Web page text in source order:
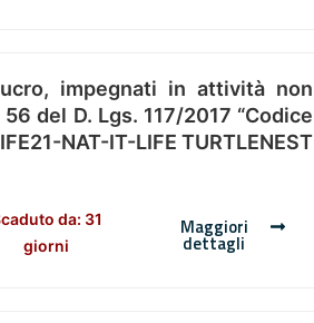
impegnati in attività non
del D. Lgs. 117/2017 “Codice
NAT-IT-LIFE TURTLENEST
da: 31
giorni
Maggiori
dettagli